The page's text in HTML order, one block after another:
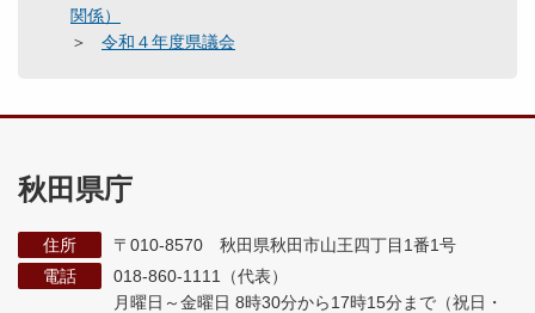
関係）
令和４年度県議会
秋田県庁
住所
〒010-8570 秋田県秋田市山王四丁目1番1号
電話
018-860-1111（代表）
月曜日～金曜日 8時30分から17時15分まで （祝日・